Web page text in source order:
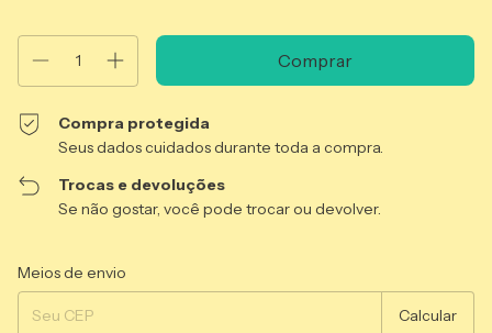
Compra protegida
Seus dados cuidados durante toda a compra.
Trocas e devoluções
Se não gostar, você pode trocar ou devolver.
Entregas para o CEP:
Meios de envio
Calcular